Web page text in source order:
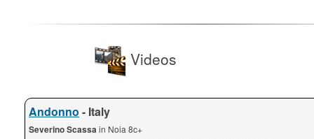
Videos
Andonno - Italy
Severino Scassain Noia 8c+